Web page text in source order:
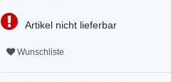
Artikel nicht lieferbar
Wunschliste